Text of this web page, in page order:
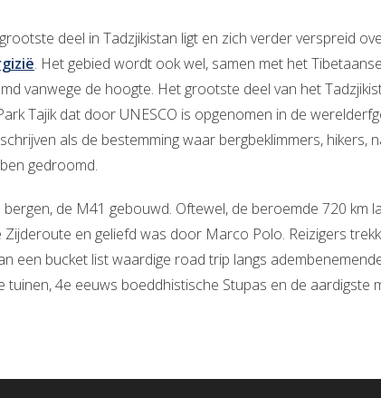
deel in Tadzjikistan ligt en zich verder verspreid
. Het gebied wordt ook wel, samen met het
vanwege de hoogte. Het grootste deel van het
Tajik dat door UNESCO is opgenomen in de
als de bestemming waar bergbeklimmers, hikers,
gedroomd.
de M41 gebouwd. Oftewel, de beroemde 720 km
en geliefd was door Marco Polo. Reizigers
een bucket list waardige road trip langs
4e eeuws boeddhistische Stupas en de aardigste